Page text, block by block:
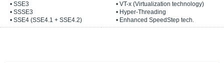
• SSE3
• SSSE3
• SSE4 (SSE4.1 + SSE4.2)
• VT-x (Virtualization technology)
• Hyper-Threading
• Enhanced SpeedStep tech.